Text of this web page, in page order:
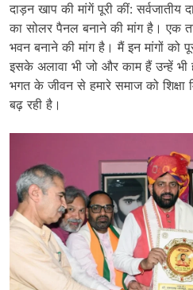
दाड़न खाप की मांगें पूरी कीं:
का सोलर पैनल बनाने की मांग है। एक
भवन बनाने की मांग है। मैं इन मांगों को
इसके अलावा भी जो और काम हैं उन्हें भी
भगत के जीवन से हमारे समाज को
बढ़ रही है।